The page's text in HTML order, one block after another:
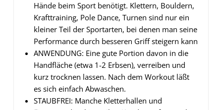
Hände beim Sport benötigt. Klettern, Bouldern,
Krafttraining, Pole Dance, Turnen sind nur ein
kleiner Teil der Sportarten, bei denen man seine
Performance durch besseren Griff steigern kann
ANWENDUNG: Eine gute Portion davon in die
Handfläche (etwa 1-2 Erbsen), verreiben und
kurz trocknen lassen. Nach dem Workout läßt
es sich einfach Abwaschen.
STAUBFREI: Manche Kletterhallen und